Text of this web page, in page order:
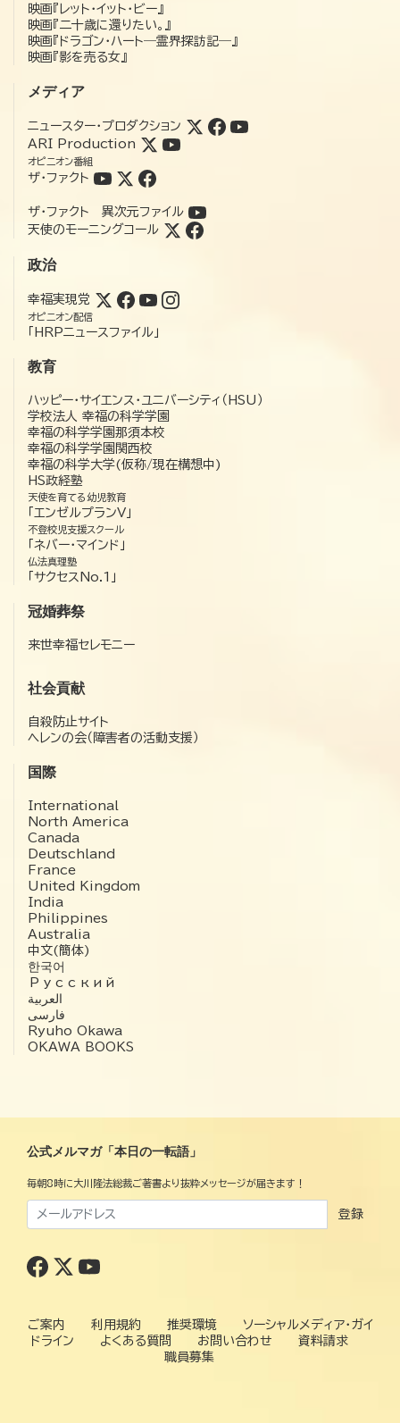
映画『レット・イット・ビー』
映画『二十歳に還りたい。』
映画『ドラゴン・ハート―霊界探訪記―』
映画『影を売る女』
メディア
ニュースター・プロダクション
ARI Production
オピニオン番組
ザ・ファクト
ザ・ファクト 異次元ファイル
天使のモーニングコール
政治
幸福実現党
オピニオン配信
「HRPニュースファイル」
教育
ハッピー・サイエンス・ユニバーシティ（HSU）
学校法人 幸福の科学学園
幸福の科学学園那須本校
幸福の科学学園関西校
幸福の科学大学(仮称/現在構想中)
HS政経塾
天使を育てる幼児教育
「エンゼルプランV」
不登校児支援スクール
「ネバー・マインド」
仏法真理塾
「サクセスNo.1」
冠婚葬祭
来世幸福セレモニー
社会貢献
自殺防止サイト
ヘレンの会（障害者の活動支援）
国際
International
North America
Canada
Deutschland
France
United Kingdom
India
Philippines
Australia
中文(簡体)
한국어
Русский
العربية‏
فارسی
Ryuho Okawa
OKAWA BOOKS
公式メルマガ「本日の一転語」
毎朝8時に大川隆法総裁ご著書より抜粋メッセージが届きます！
登録
ご案内 利用規約 推奨環境
ソーシャルメディア・ガイ
ドライン
よくある質問 お問い合わせ
資料請求
職員募集